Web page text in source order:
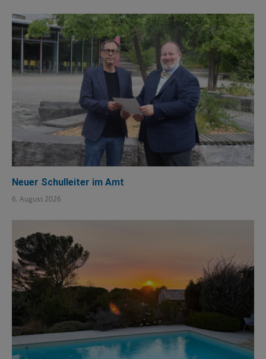
Neuer Schulleiter im Amt
6. August 2026